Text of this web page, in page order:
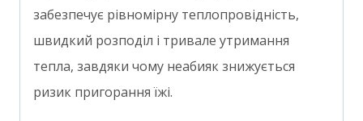
забезпечує рівномірну теплопровідність,
швидкий розподіл і тривале утримання
тепла, завдяки чому неабияк знижується
ризик пригорання їжі.